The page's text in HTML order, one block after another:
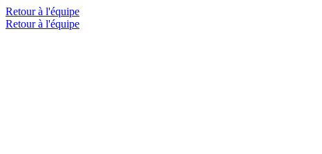
Retour à l'équipe
Retour à l'équipe